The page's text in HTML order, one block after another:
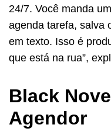
24/7. Você manda
agenda tarefa, salva
em texto. Isso é
que está na rua”,
Black
Agendor